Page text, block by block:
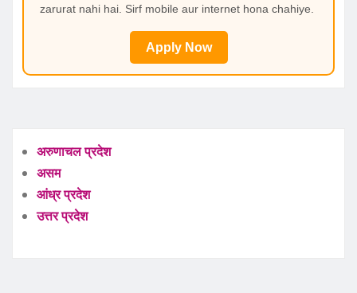
zarurat nahi hai. Sirf mobile aur internet hona chahiye.
Apply Now
अरुणाचल प्रदेश
असम
आंध्र प्रदेश
उत्तर प्रदेश